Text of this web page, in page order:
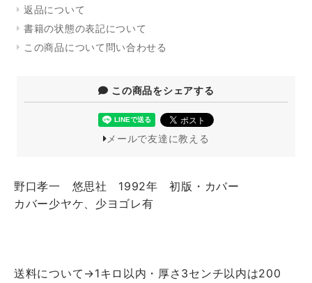
返品について
書籍の状態の表記について
この商品について問い合わせる
この商品をシェアする
メールで友達に教える
野口孝一 悠思社 1992年 初版・カバー
カバー少ヤケ、少ヨゴレ有
送料について→1キロ以内・厚さ3センチ以内は200